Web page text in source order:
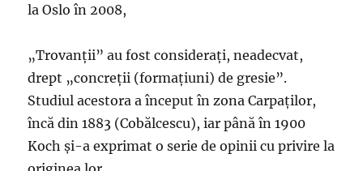
la Oslo în 2008,
„Trovanţii” au fost consideraţi, neadecvat,
drept „concreţii (formaţiuni) de gresie”.
Studiul acestora a început în zona Carpaţilor,
încă din 1883 (Cobălcescu), iar până în 1900
Koch şi-a exprimat o serie de opinii cu privire la